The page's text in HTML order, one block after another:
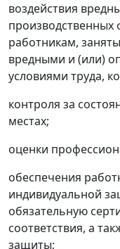
воздействия
работникам,
вредными и (или)
условиями труда,
контроля за
местах;
оценки
обеспечения
индивидуальной
обязательную
соответствия, а
защиты;